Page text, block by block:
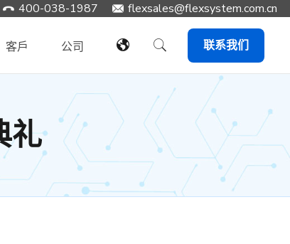
400-038-1987 ​flexsales@flexsystem.com.cn
客戶 公司 联系我们
礼